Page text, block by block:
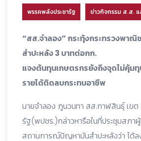
พรรคพลังประชารัฐ ข่าวกิจกรรม ส.ส.
“สส.จำลอง” กระทุ้งกระทรวงพาณิ
สำปะหลัง 3 บาทต่อกก.
แจงต้นทุนเกษตรกรยังถึงจุดไม่คุ้ม
รายได้ติดลบกระทบอาชีพ
นายจำลอง ภูนวนทา สส.กาฬสินธุ์ เข
รัฐ(พปชร.)กล่าวหารือในที่ประชุมสภา
สถานการณ์ปัญหามันสำปะหลังว่า ได้